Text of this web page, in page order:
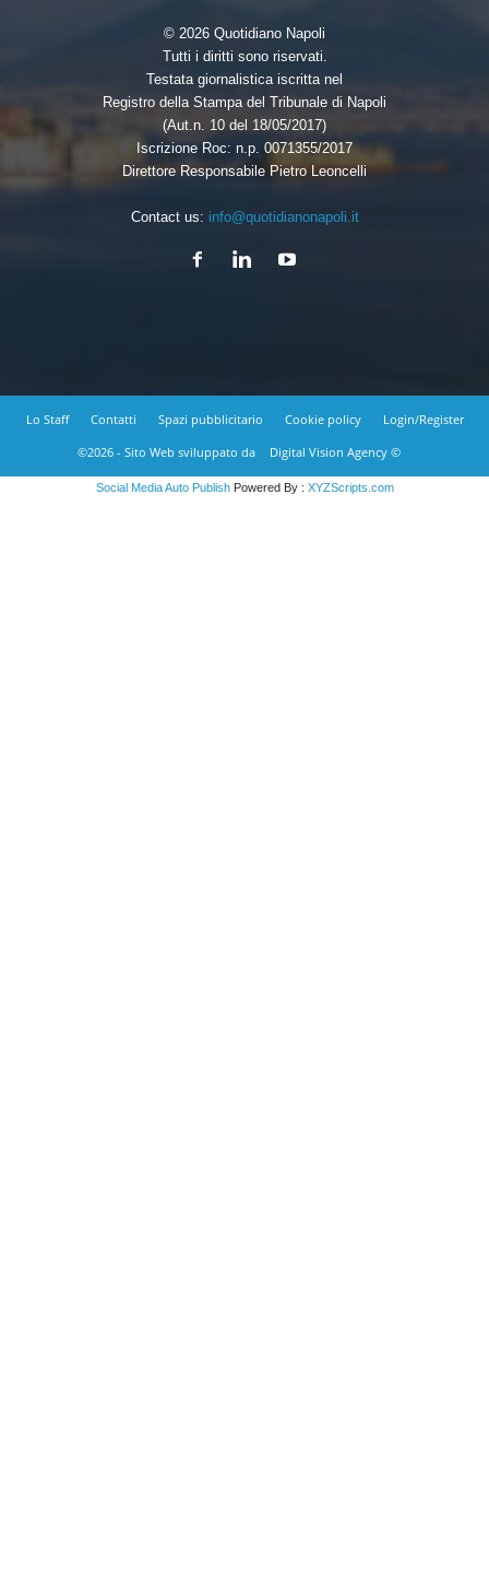
© 2026 Quotidiano Napoli
Tutti i diritti sono riservati.
Testata giornalistica iscritta nel
Registro della Stampa del Tribunale di Napoli
(Aut.n. 10 del 18/05/2017)
Iscrizione Roc: n.p. 0071355/2017
Direttore Responsabile Pietro Leoncelli
Contact us: info@quotidianonapoli.it
Lo Staff Contatti Spazi pubblicitario Cookie policy
Login/Register
©2026 - Sito Web sviluppato da
Digital Vision Agency ©
Social Media Auto PublishPowered By : XYZScripts.com